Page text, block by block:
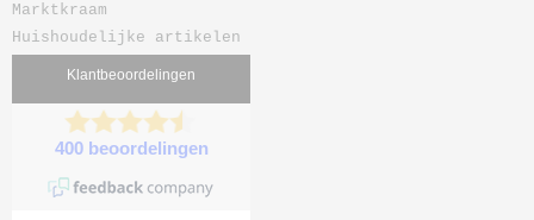
Marktkraam
Huishoudelijke artikelen